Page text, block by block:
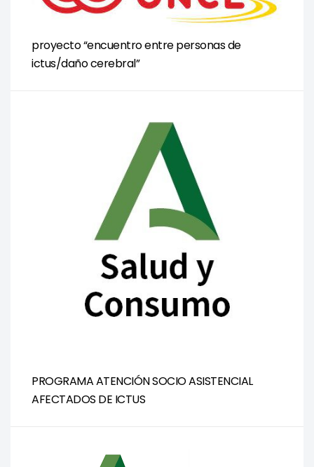
proyecto “encuentro entre personas de
ictus/daño cerebral”
PROGRAMA ATENCIÓN SOCIO ASISTENCIAL
AFECTADOS DE ICTUS